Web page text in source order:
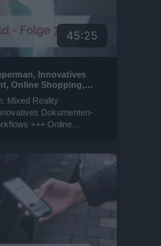
45:25
Innovatives
Online Shopping,
World
Mixed Reality
Dokumenten-
+++ Online
+++ Digitales
Kundenkommunikation.